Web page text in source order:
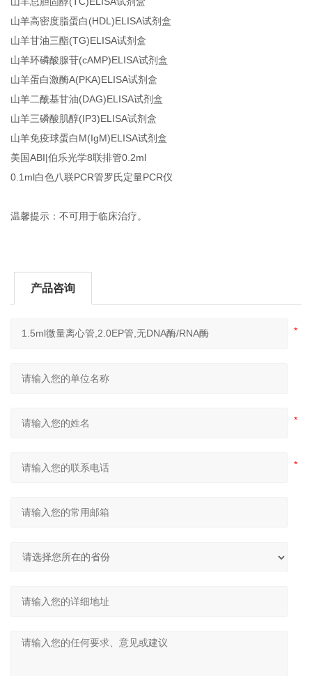
山羊高密度脂蛋白(HDL)ELISA试剂盒
山羊甘油三酯(TG)ELISA试剂盒
山羊环磷酸腺苷(cAMP)ELISA试剂盒
山羊蛋白激酶A(PKA)ELISA试剂盒
山羊二酰基甘油(DAG)ELISA试剂盒
山羊三磷酸肌醇(IP3)ELISA试剂盒
山羊免疫球蛋白M(IgM)ELISA试剂盒
美国ABI|伯乐光学8联排管0.2ml
0.1ml白色八联PCR管罗氏定量PCR仪
温馨提示：不可用于临床治疗。
产品咨询